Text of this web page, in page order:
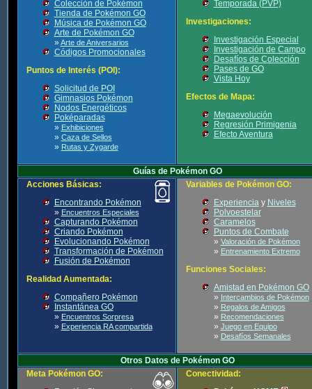
Colección de Pokémon
Tienda de Pokémon GO
Música de Pokémon GO
Arte de Pokémon GO
» Arte de Aniversarios
Códigos Promocionales
Puntos de Interés (POI):
Solicitud de POI
Gimnasios Pokémon
Nodos Energéticos
Poképaradas
» Exhibiciones
» Caza de Sellos
» Rutas y Zygarde
Temporada (PVP)
Investigaciones:
Investigación Especial
Investigación de Campo
Desafíos de Colección
Pases de GO
Vista Hoy
Efectos de Mapa:
Megaevolución
Regresión Primigenia
Efecto Aventura
Guías de Pokémon GO
Acciones Básicas:
Encontrando Pokémon
» Encuentros Especiales
Capturando Pokémon
Criando Pokémon
Evolucionando Pokémon
Transformación de Pokémon
Fusión de Pokémon
Realidad Aumentada:
Compañero Pokémon
Instantánea GO
» Encuentros Sorpresa
» Experiencia RA compartida
Variables de Pokémon GO:
Experienciay Niveles
Polvoestelar
Caramelos
Puntos de Combate
» Valoración de Pokémon
» Entrenamiento Extremo
Funciones Sociales:
Amistad en Pokémon GO
» Intercambios de Pokémon
» Regalos de Amigos
» Recomendaciones
» Juego en Equipo
» Desafíos Semanales
Otros Datos de Pokémon GO
Meta Pokémon GO:
Conectividad: